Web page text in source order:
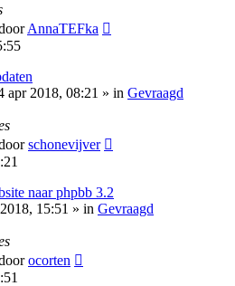
AnnaTEFka
apr 2018, 08:21 » in Gevraagd
schonevijver
naar phpbb 3.2
15:51 » in Gevraagd
ocorten